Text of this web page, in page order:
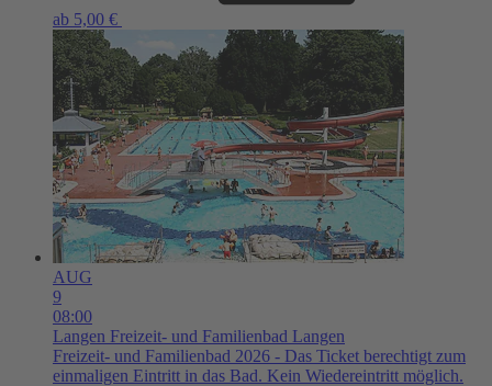
ab 5,00 €
AUG
9
08:00
Langen Freizeit- und Familienbad Langen
Freizeit- und Familienbad 2026 - Das Ticket berechtigt zum
einmaligen Eintritt in das Bad. Kein Wiedereintritt möglich.